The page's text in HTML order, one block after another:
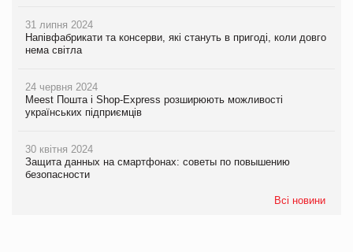
31 липня 2024
Напівфабрикати та консерви, які стануть в пригоді, коли довго
нема світла
24 червня 2024
Meest Пошта і Shop-Express розширюють можливості
українських підприємців
30 квітня 2024
Защита данных на смартфонах: советы по повышению
безопасности
Всі новини